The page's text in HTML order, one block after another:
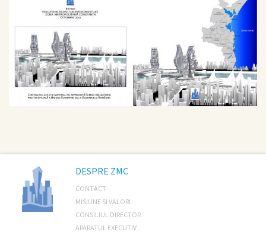
DESPRE ZMC
CONTACT
MISIUNE SI VALORI
CONSILIUL DIRECTOR
APARATUL EXECUTIV